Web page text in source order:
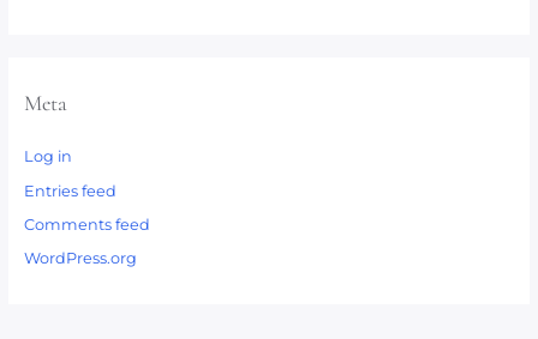
Meta
Log in
Entries feed
Comments feed
WordPress.org